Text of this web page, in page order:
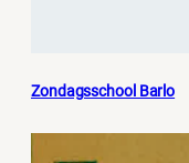
Zondagsschool Barlo